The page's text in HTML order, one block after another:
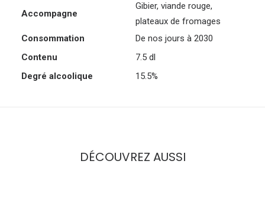
Accompagne
Gibier, viande rouge,
plateaux de fromages
Consommation
De nos jours à 2030
Contenu
7.5 dl
Degré alcoolique
15.5%
DÉCOUVREZ AUSSI